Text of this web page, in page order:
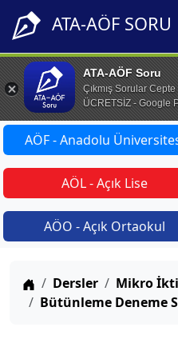
ATA-AÖF SORU
ATA-AÖF Soru
Çıkmış Sorular Cepte
ÜCRETSİZ - Google
AÖF - Anadolu
AÖL - Açık Lise
AÖO - Açık Ortaokul
Anasayfa
Dersler
Mikro
Bütünleme Deneme